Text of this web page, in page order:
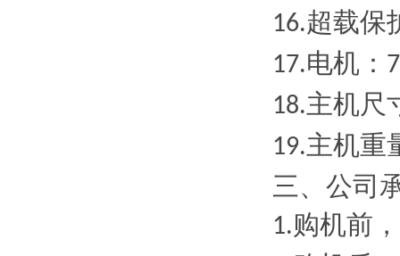
16.超载保
17.电机：
18.主机尺
19.主机重
三、 公司
1.购机前